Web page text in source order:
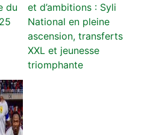
du
et d’ambitions : Syli
National en pleine
ascension, transferts
XXL et jeunesse
triomphante